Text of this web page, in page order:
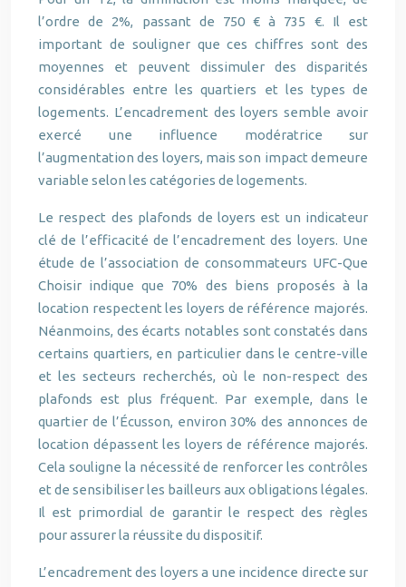
l’ordre de 2%, passant de 750 € à 735 €. Il est
important de souligner que ces chiffres sont des
moyennes et peuvent dissimuler des disparités
considérables entre les quartiers et les types de
logements. L’encadrement des loyers semble avoir
exercé une influence modératrice sur
l’augmentation des loyers, mais son impact demeure
variable selon les catégories de logements.
Le respect des plafonds de loyers est un indicateur
clé de l’efficacité de l’encadrement des loyers. Une
étude de l’association de consommateurs UFC-Que
Choisir indique que 70% des biens proposés à la
location respectent les loyers de référence majorés.
Néanmoins, des écarts notables sont constatés dans
certains quartiers, en particulier dans le centre-ville
et les secteurs recherchés, où le non-respect des
plafonds est plus fréquent. Par exemple, dans le
quartier de l’Écusson, environ 30% des annonces de
location dépassent les loyers de référence majorés.
Cela souligne la nécessité de renforcer les contrôles
et de sensibiliser les bailleurs aux obligations légales.
Il est primordial de garantir le respect des règles
pour assurer la réussite du dispositif.
L’encadrement des loyers a une incidence directe sur